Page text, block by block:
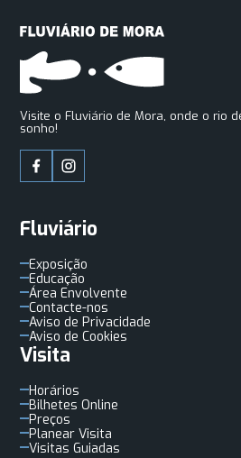
Visite o Fluviário de Mora, onde o rio
sonho!
Fluviário
Exposição
Educação
Área Envolvente
Contacte-nos
Aviso de Privacidade
Aviso de Cookies
Visita
Horários
Bilhetes Online
Preços
Planear Visita
Visitas Guiadas